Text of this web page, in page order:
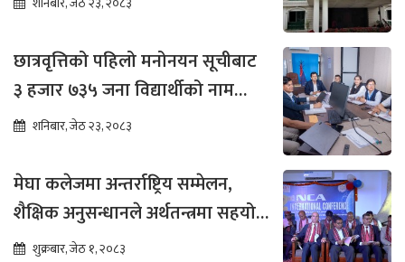
छात्रवृत्तिको पहिलो मनोनयन सूचीबाट
३ हजार ७३५ जना विद्यार्थीको नाम
भर्नाका लागि सिफारिस
शनिबार, जेठ २३, २०८३
मेघा कलेजमा अन्तर्राष्ट्रिय सम्मेलन,
शैक्षिक अनुसन्धानले अर्थतन्त्रमा सहयोग
पुग्ने विश्वास
शुक्रबार, जेठ १, २०८३